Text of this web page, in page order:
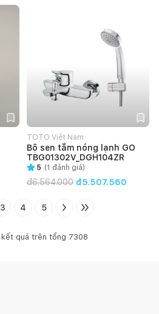
TOTO Việt Nam
Bộ sen tắm nóng lạnh GO
TBG01302V_DGH104ZR
5 (1 đánh giá)
đ6.564.000 đ5.507.560
3 4 5
kết quả trên tổng 7308